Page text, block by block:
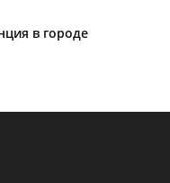
в городе